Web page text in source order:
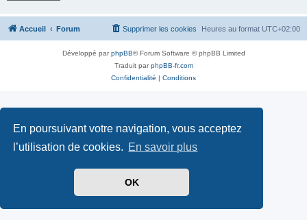
En poursuivant votre navigation, vous acceptez
l’utilisation de cookies. En savoir plus
OK
Accueil Forum Heures au format UTC+02:00
Supprimer les cookies
Développé parphpBB® Forum Software © phpBB Limited
Traduit parphpBB-fr.com
Confidentialité | Conditions